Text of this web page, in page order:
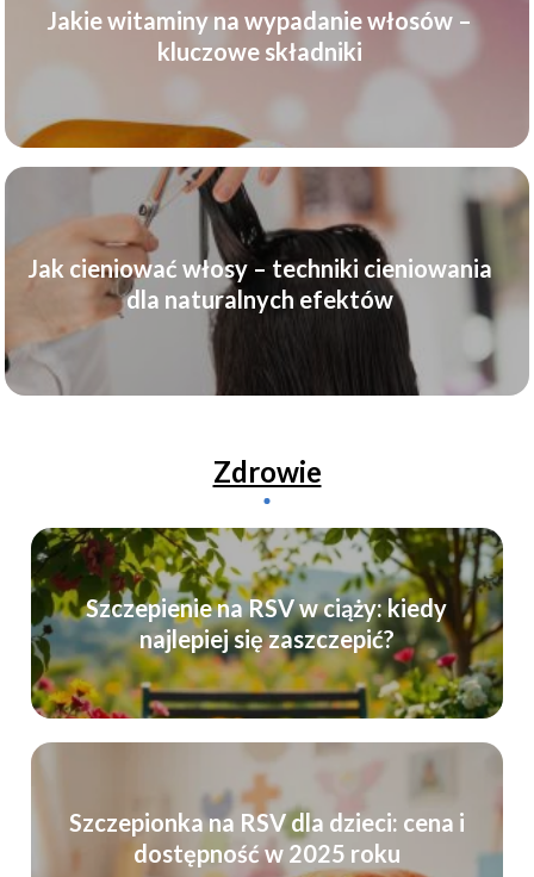
Jakie witaminy na wypadanie włosów –
kluczowe składniki
Jak cieniować włosy – techniki cieniowania
dla naturalnych efektów
Zdrowie
Szczepienie na RSV w ciąży: kiedy
najlepiej się zaszczepić?
Szczepionka na RSV dla dzieci: cena i
dostępność w 2025 roku